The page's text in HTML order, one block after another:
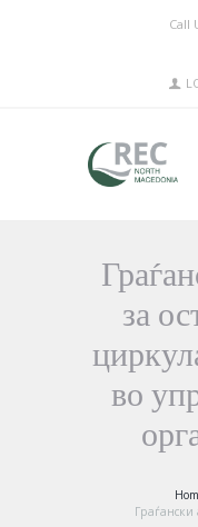
Call
за
во